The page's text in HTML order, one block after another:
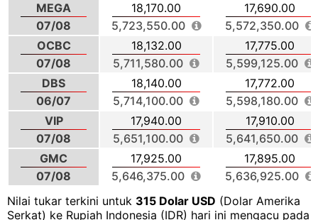
MEGA
07/08
18,170.00
5,723,550.00
17,690.00
5,572,350.00
OCBC
07/08
18,132.00
5,711,580.00
17,775.00
5,599,125.00
DBS
06/07
18,140.00
5,714,100.00
17,772.00
5,598,180.00
VIP
07/08
17,940.00
5,651,100.00
17,910.00
5,641,650.00
GMC
07/08
17,925.00
5,646,375.00
17,895.00
5,636,925.00
Nilai tukar terkini untuk 315 Dolar USD (Dolar Amerika
Serkat) ke Rupiah Indonesia (IDR) hari ini mengacu pada